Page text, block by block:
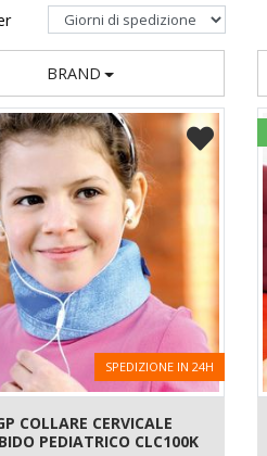
BRAND
SPEDIZIONE IN 24H
COLLARE CERVICALE
PEDIATRICO CLC100K